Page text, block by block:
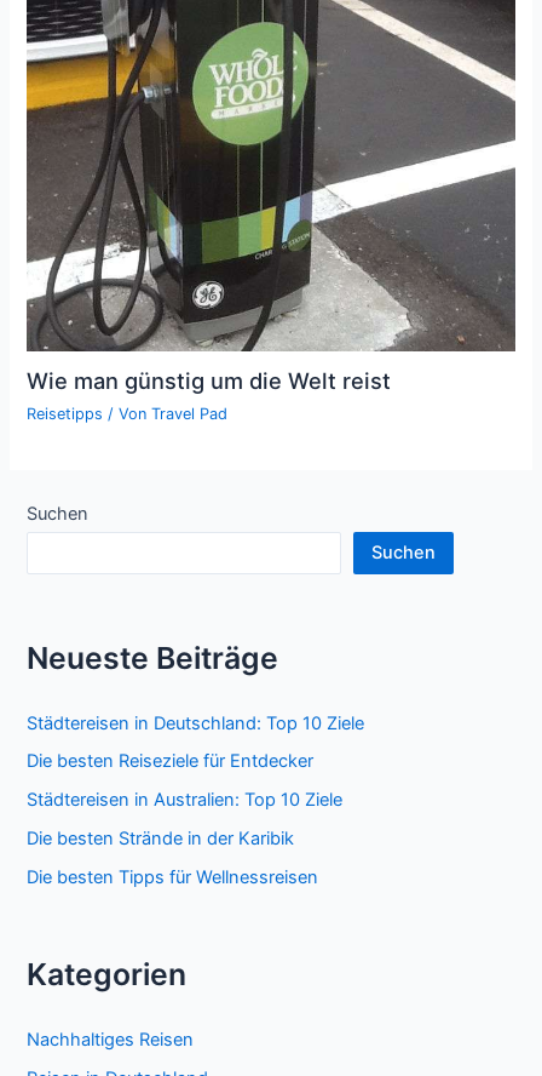
Wie man günstig um die Welt reist
Reisetipps / VonTravel Pad
Suchen
Suchen
Neueste Beiträge
Städtereisen in Deutschland: Top 10 Ziele
Die besten Reiseziele für Entdecker
Städtereisen in Australien: Top 10 Ziele
Die besten Strände in der Karibik
Die besten Tipps für Wellnessreisen
Kategorien
Nachhaltiges Reisen